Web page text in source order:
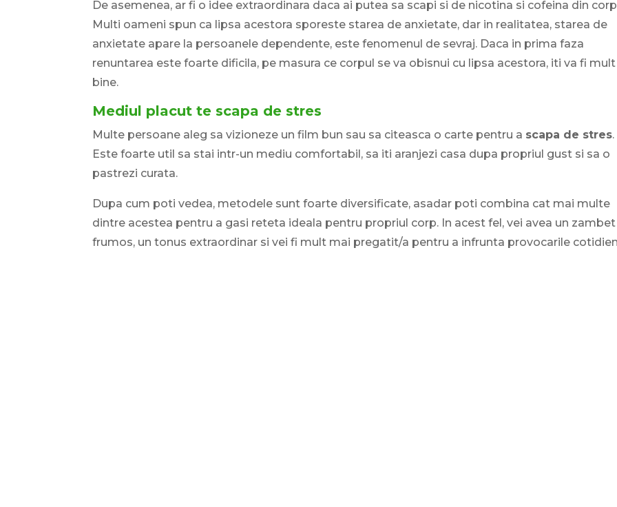
De asemenea, ar fi o idee extraordinara daca ai putea sa scapi si de nicotina si cofeina din
Multi oameni spun ca lipsa acestora sporeste starea de anxietate, dar in realitatea, starea de
anxietate apare la persoanele dependente, este fenomenul de sevraj. Daca in prima faza
renuntarea este foarte dificila, pe masura ce corpul se va obisnui cu lipsa acestora, iti va fi
bine.
Mediul placut te scapa de stres
Multe persoane aleg sa vizioneze un film bun sau sa citeasca o carte pentru a scapa de stres.
Este foarte util sa stai intr-un mediu comfortabil, sa iti aranjezi casa dupa propriul gust si sa o
pastrezi curata.
Dupa cum poti vedea, metodele sunt foarte diversificate, asadar poti combina cat mai multe
dintre acestea pentru a gasi reteta ideala pentru propriul corp. In acest fel, vei avea un zambet
frumos, un tonus extraordinar si vei fi mult mai pregatit/a pentru a infrunta provocarile